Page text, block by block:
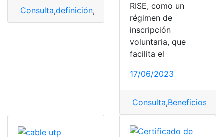
Consulta,definición, ,modo,salir
RISE, como un
régimen de
inscripción
voluntaria, que
facilita el
17/06/2023
Consulta,Beneficios